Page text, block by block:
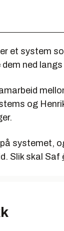
er et system
dem ned
og
systemet,
Slik skal Saf